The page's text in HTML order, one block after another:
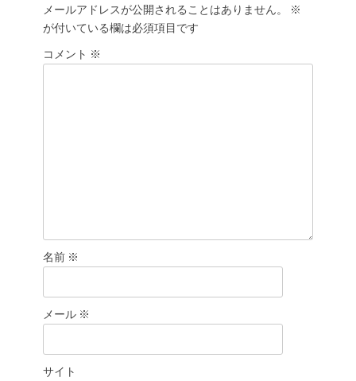
ゲ
ー
シ
メールアドレスが公開されることはありません。
※
が付いている欄は必須項目です
コメント ※
名前 ※
メール ※
サイト